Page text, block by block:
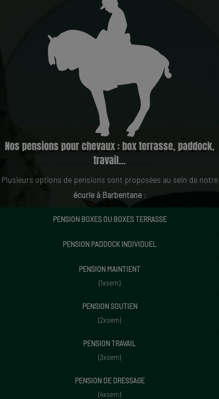
Nos pensions pour chevaux : box terrasse, paddock,
travail…
Plusieurs options de pensions sont proposées au sein de notre
écurie à Barbentane:
PENSION BOXES OU BOXES TERRASSE
PENSION PADDOCK INDIVIDUEL
PENSION MAINTIENT
(1xsem)
PENSION SOUTIEN
(2xsem)
PENSION TRAVAIL
(3xsem)
PENSION DE DRESSAGE
(4xsem)